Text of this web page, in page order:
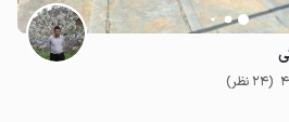
(24 نظر)